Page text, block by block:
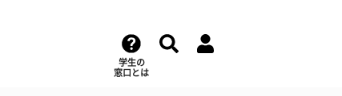
学生の
窓口とは